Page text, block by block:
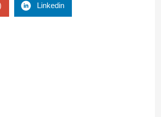
Linkedin